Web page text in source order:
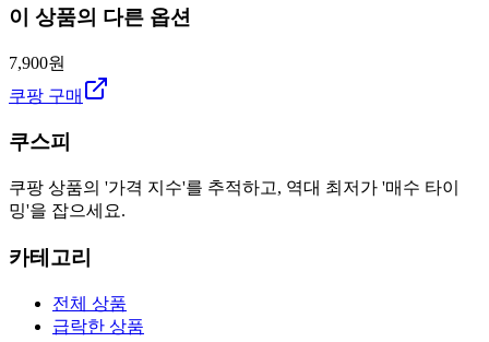
이 상품의 다른 옵션
7,900원
쿠팡 구매
쿠스피
쿠팡 상품의 '가격 지수'를 추적하고, 역대 최저가 '매수 타이
밍'을 잡으세요.
카테고리
전체 상품
급락한 상품